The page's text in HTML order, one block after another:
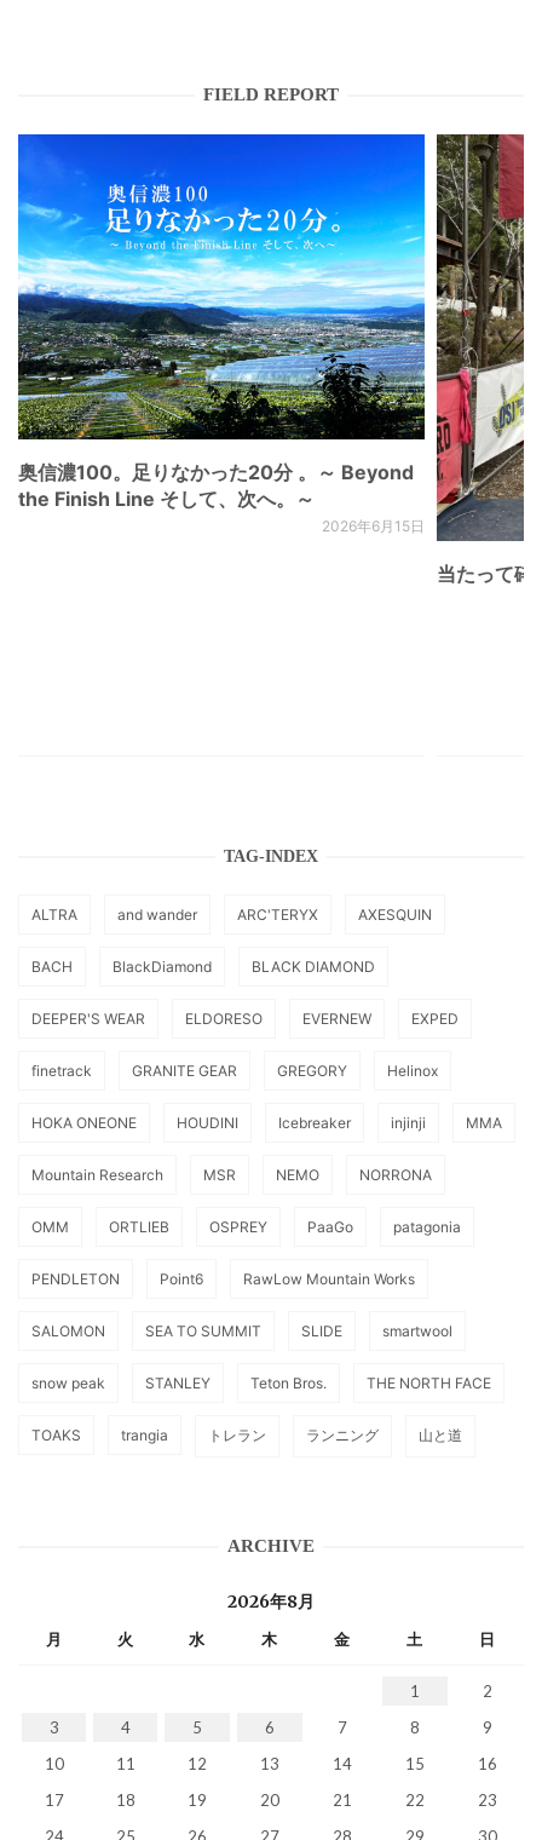
FIELD REPORT
奥信濃100。足りなかった20分 。～ Beyond
the Finish Line そして、次へ。～
2026年6月15日
当たって砕
TAG-INDEX
ALTRA and wander ARC'TERYX AXESQUIN
BACH BlackDiamond BLACK DIAMOND
DEEPER'S WEAR ELDORESO EVERNEW EXPED
finetrack GRANITE GEAR GREGORY Helinox
HOKA ONEONE HOUDINI Icebreaker injinji MMA
Mountain Research MSR NEMO NORRONA
OMM ORTLIEB OSPREY PaaGo patagonia
PENDLETON Point6 RawLow Mountain Works
SALOMON SEA TO SUMMIT SLIDE smartwool
snow peak STANLEY Teton Bros. THE NORTH FACE
TOAKS trangia トレラン ランニング 山と道
ARCHIVE
2026年8月
月 火 水 木 金 土 日
1
2
3
4 5 6 7 8
9
10
11 12 13 14 15
16
17
18 19 20 21 22
23